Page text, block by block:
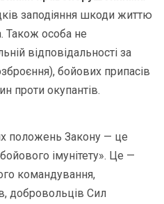
заподіяння шкоди життю
Також особа не
відповідальності за
бойових припасів
проти окупантів.
положень Закону — це
імунітету». Це —
командування,
добровольців Сил